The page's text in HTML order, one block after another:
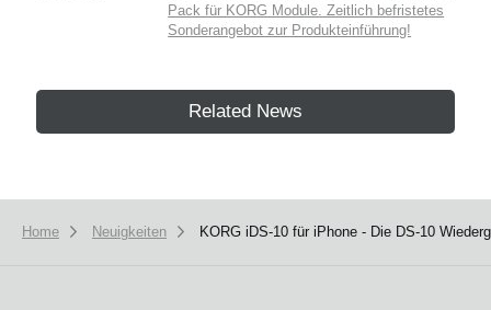
Pack für KORG Module. Zeitlich befristetes
Sonderangebot zur Produkteinführung!
Related News
Home Neuigkeiten KORG iDS-10 für iPhone - Die DS-10